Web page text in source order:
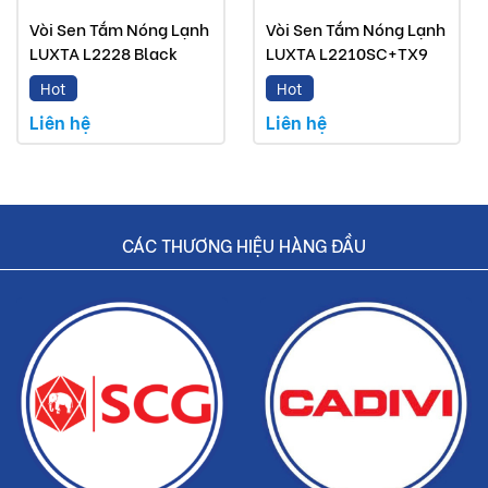
Vòi rửa chén Luxta mà Buildshop bán là sản phẩm
chính hãng.
Hoàn tiền nếu phát hiện hàng giả, hàng nhái.
Dịch vụ nhanh chóng, tiết kiệm thời gian và tiền bạc
Vòi Sen Tắm Nóng Lạnh
LUXTA L2228 Black
Hot
Liên hệ
Vòi Sen Tắm Nóng Lạnh
LUXTA L2210SC+TX9
Hot
Liên hệ
CÁC THƯƠNG HIỆU HÀNG ĐẦU